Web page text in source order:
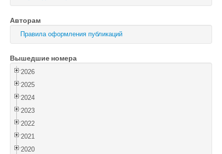
Физика и техника полупроводников
Оптика и спектроскопия
Поиск
Войти
Авторам
Правила оформления публикаций
Вышедшие номера
2026
2025
2024
2023
2022
2021
2020